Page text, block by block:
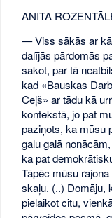
ANITA
— Viss sākās ar
dalījās pārdomās
sakot, par tā
kad «Bauskas
Ceļš» ar tādu kā
kontekstā, jo pat
paziņots, ka mūsu
galu galā
ka pat
Tāpēc mūsu
skaļu. (..) Domāju,
pielaikot citu,